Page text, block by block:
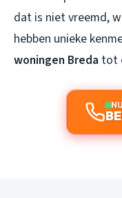
dat is niet vreemd,
hebben unieke
woningen Breda tot